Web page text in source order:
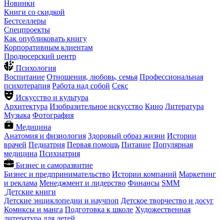
Новинки
Книги со скидкой
Бестселлеры
Спецпроекты
Как опубликовать книгу
Корпоративным клиентам
Продюсерский центр
Психология
Воспитание Отношения, любовь, семья Профессиональная
психотерапия Работа над собой Секс
Искусство и культура
Архитектура Изобразительное искусство Кино Литература
Музыка Фотография
Медицина
Анатомия и физиология Здоровый образ жизни Истории
врачей Педиатрия Первая помощь Питание Популярная
медицина Психиатрия
Бизнес и саморазвитие
Бизнес и предпринимательство Истории компаний Маркетинг
и реклама Менеджмент и лидерство Финансы SMM
Детские книги
Детские энциклопедии и научпоп Детское творчество и досуг
Комиксы и манга Подготовка к школе Художественная
литература для детей